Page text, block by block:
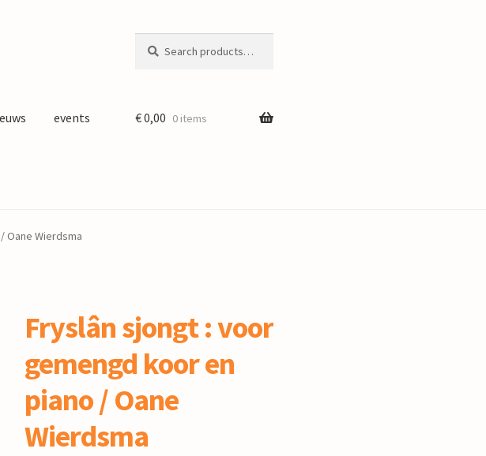
for:
events €0,00 0 items
Oane Wierdsma
Fryslân sjongt : voor
gemengd koor en
piano / Oane
Wierdsma